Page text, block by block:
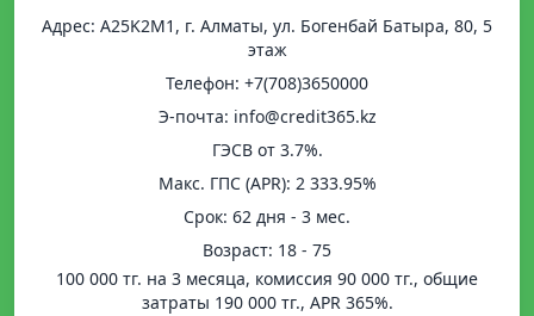
Адрес: A25K2M1, г. Алматы, ул. Богенбай Батыра, 80, 5
этаж
Телефон: +7(708)3650000
Э-почта: info@credit365.kz
ГЭСВ от 3.7%.
Mакс. ГПС (APR): 2 333.95%
Срок: 62 дня - 3 мес.
Возраст: 18 - 75
100 000 тг. на 3 месяца, комиссия 90 000 тг., общие
затраты 190 000 тг., APR 365%.